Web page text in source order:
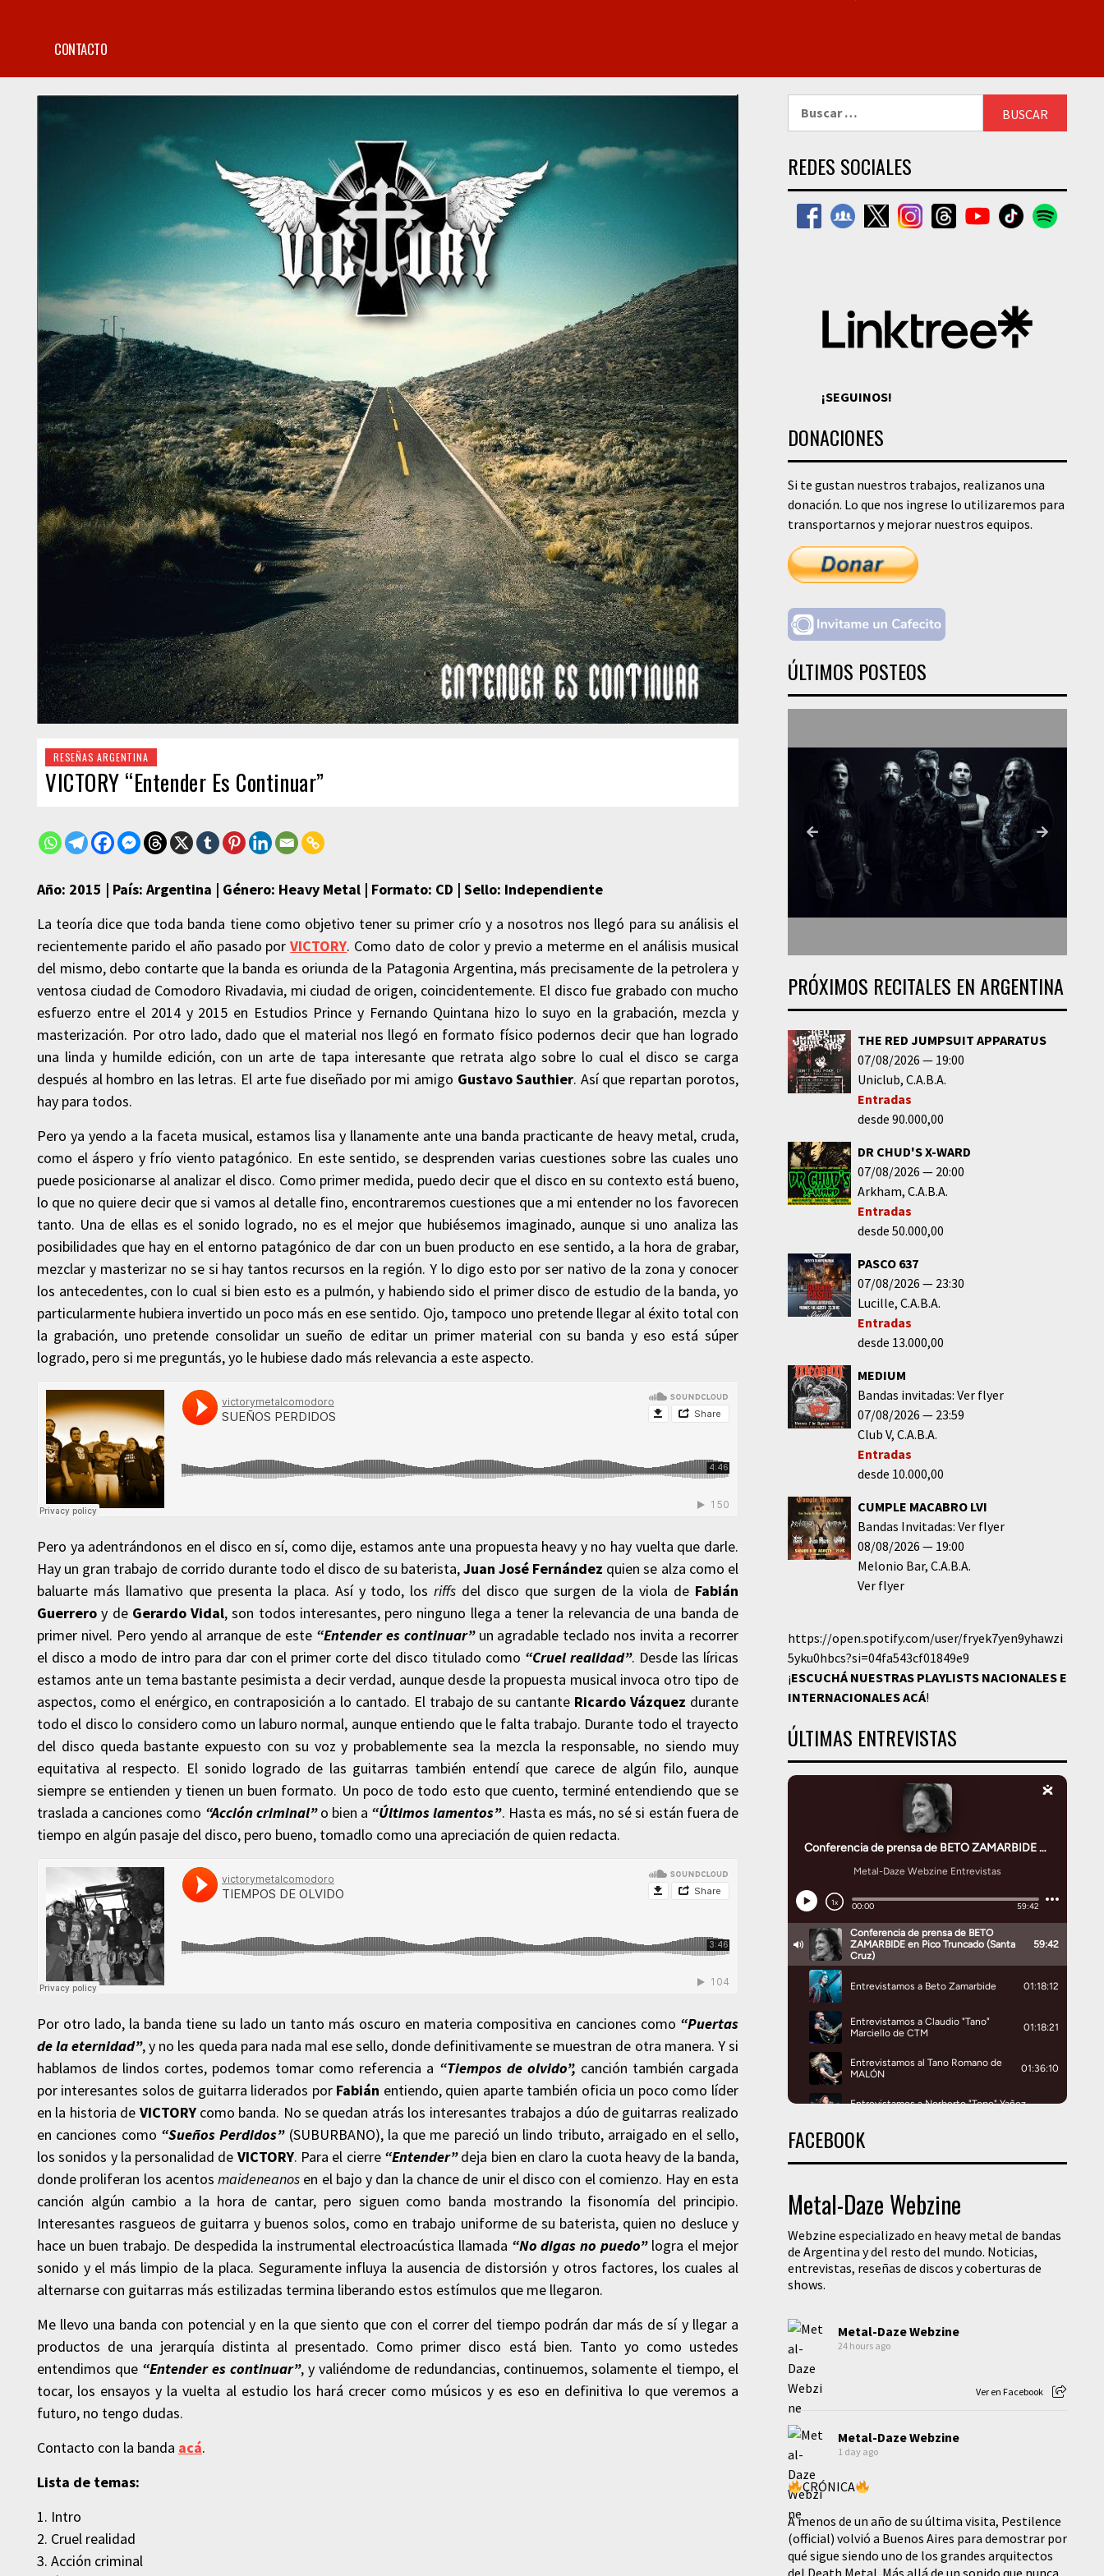
CONTACTO
RESEÑAS ARGENTINA
VICTORY “Entender Es Continuar”
Año: 2015 | País: Argentina | Género: Heavy Metal | Formato: CD | Sello: Independiente
La teoría dice que toda banda tiene como objetivo tener su primer crío y a nosotros nos llegó para su análisis el
recientemente parido el año pasado porVICTORY. Como dato de color y previo a meterme en el análisis musical
del mismo, debo contarte que la banda es oriunda de la Patagonia Argentina, más precisamente de la petrolera y
ventosa ciudad de Comodoro Rivadavia, mi ciudad de origen, coincidentemente. El disco fue grabado con mucho
esfuerzo entre el 2014 y 2015 en Estudios Prince y Fernando Quintana hizo lo suyo en la grabación, mezcla y
masterización. Por otro lado, dado que el material nos llegó en formato físico podernos decir que han logrado
una linda y humilde edición, con un arte de tapa interesante que retrata algo sobre lo cual el disco se carga
después al hombro en las letras. El arte fue diseñado por mi amigo Gustavo Sauthier. Así que repartan porotos,
hay para todos.
Pero ya yendo a la faceta musical, estamos lisa y llanamente ante una banda practicante de heavy metal, cruda,
como el áspero y frío viento patagónico. En este sentido, se desprenden varias cuestiones sobre las cuales uno
puede posicionarse al analizar el disco. Como primer medida, puedo decir que el disco en su contexto está bueno,
lo que no quiere decir que si vamos al detalle fino, encontraremos cuestiones que a mi entender no los favorecen
tanto. Una de ellas es el sonido logrado, no es el mejor que hubiésemos imaginado, aunque si uno analiza las
posibilidades que hay en el entorno patagónico de dar con un buen producto en ese sentido, a la hora de grabar,
mezclar y masterizar no se si hay tantos recursos en la región. Y lo digo esto por ser nativo de la zona y conocer
los antecedentes, con lo cual si bien esto es a pulmón, y habiendo sido el primer disco de estudio de la banda, yo
particularmente hubiera invertido un poco más en ese sentido. Ojo, tampoco uno pretende llegar al éxito total con
la grabación, uno pretende consolidar un sueño de editar un primer material con su banda y eso está súper
logrado, pero si me preguntás, yo le hubiese dado más relevancia a este aspecto.
Pero ya adentrándonos en el disco en sí, como dije, estamos ante una propuesta heavy y no hay vuelta que darle.
Hay un gran trabajo de corrido durante todo el disco de su baterista,Juan José Fernández quien se alza como el
baluarte más llamativo que presenta la placa. Así y todo, losriffs del disco que surgen de la viola de Fabián
Guerrero y de Gerardo Vidal, son todos interesantes, pero ninguno llega a tener la relevancia de una banda de
primer nivel. Pero yendo al arranque de este “Entender es continuar”un agradable teclado nos invita a recorrer
el disco a modo de intro para dar con el primer corte del disco titulado como “Cruel realidad”. Desde las líricas
estamos ante un tema bastante pesimista a decir verdad, aunque desde la propuesta musical invoca otro tipo de
aspectos, como el enérgico, en contraposición a lo cantado. El trabajo de su cantante Ricardo Vázquez durante
todo el disco lo considero como un laburo normal, aunque entiendo que le falta trabajo. Durante todo el trayecto
del disco queda bastante expuesto con su voz y probablemente sea la mezcla la responsable, no siendo muy
equitativa al respecto. El sonido logrado de las guitarras también entendí que carece de algún filo, aunque
siempre se entienden y tienen un buen formato. Un poco de todo esto que cuento, terminé entendiendo que se
traslada a canciones como “Acción criminal”o bien a “Últimos lamentos”. Hasta es más, no sé si están fuera de
tiempo en algún pasaje del disco, pero bueno, tomadlo como una apreciación de quien redacta.
Por otro lado, la banda tiene su lado un tanto más oscuro en materia compositiva en canciones como “Puertas
de la eternidad”, y no les queda para nada mal ese sello, donde definitivamente se muestran de otra manera. Y si
hablamos de lindos cortes, podemos tomar como referencia a “Tiempos de olvido”, canción también cargada
por interesantes solos de guitarra liderados por Fabián entiendo, quien aparte también oficia un poco como líder
en la historia de VICTORYcomo banda. No se quedan atrás los interesantes trabajos a dúo de guitarras realizado
en canciones como “Sueños Perdidos”(SUBURBANO), la que me pareció un lindo tributo, arraigado en el sello,
los sonidos y la personalidad de VICTORY. Para el cierre “Entender”deja bien en claro la cuota heavy de la banda,
donde proliferan los acentosmaideneanos en el bajo y dan la chance de unir el disco con el comienzo. Hay en esta
canción algún cambio a la hora de cantar, pero siguen como banda mostrando la fisonomía del principio.
Interesantes rasgueos de guitarra y buenos solos, como en trabajo uniforme de su baterista, quien no desluce y
hace un buen trabajo. De despedida la instrumental electroacústica llamada “No digas no puedo”logra el mejor
sonido y el más limpio de la placa. Seguramente influya la ausencia de distorsión y otros factores, los cuales al
alternarse con guitarras más estilizadas termina liberando estos estímulos que me llegaron.
Me llevo una banda con potencial y en la que siento que con el correr del tiempo podrán dar más de sí y llegar a
productos de una jerarquía distinta al presentado. Como primer disco está bien. Tanto yo como ustedes
entendimos que “Entender es continuar”, y valiéndome de redundancias, continuemos, solamente el tiempo, el
tocar, los ensayos y la vuelta al estudio los hará crecer como músicos y es eso en definitiva lo que veremos a
futuro, no tengo dudas.
Contacto con la banda acá.
Lista de temas:
1. Intro
2. Cruel realidad
3. Acción criminal
REDES SOCIALES
¡SEGUINOS!
DONACIONES
Si te gustan nuestros trabajos, realizanos una
donación. Lo que nos ingrese lo utilizaremos para
transportarnos y mejorar nuestros equipos.
ÚLTIMOS POSTEOS
PRÓXIMOS RECITALES EN ARGENTINA
THE RED JUMPSUIT APPARATUS
07/08/2026
19:00
Uniclub C.A.B.A.
Entradas
desde 90.000,00
DR CHUD'S X-WARD
07/08/2026
20:00
Arkham C.A.B.A.
Entradas
desde 50.000,00
PASCO 637
07/08/2026
23:30
Lucille C.A.B.A.
Entradas
desde 13.000,00
MEDIUM
Bandas invitadas: Ver flyer
07/08/2026
23:59
Club V C.A.B.A.
Entradas
desde 10.000,00
CUMPLE MACABRO LVI
Bandas Invitadas: Ver flyer
08/08/2026
19:00
Melonio Bar C.A.B.A.
Ver flyer
https://open.spotify.com/user/fryek7yen9yhawzi
5yku0hbcs?si=04fa543cf01849e9
¡ESCUCHÁ NUESTRAS PLAYLISTS NACIONALES E
INTERNACIONALESACÁ!
ÚLTIMAS ENTREVISTAS
FACEBOOK
Metal-Daze Webzine
Webzine especializado en heavy metal de bandas
de Argentina y del resto del mundo. Noticias,
entrevistas, reseñas de discos y coberturas de
shows.
Metal-Daze Webzine
24 hours ago
Ver en Facebook
Metal-Daze Webzine
1 day ago
CRÓNICA
A menos de un año de su última visita, Pestilence
(official) volvió a Buenos Aires para demostrar por
qué sigue siendo uno de los grandes arquitectos
del Death Metal. Más allá de un sonido que nunca